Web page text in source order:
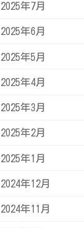
2025年7月
2025年6月
2025年5月
2025年4月
2025年3月
2025年2月
2025年1月
2024年12月
2024年11月